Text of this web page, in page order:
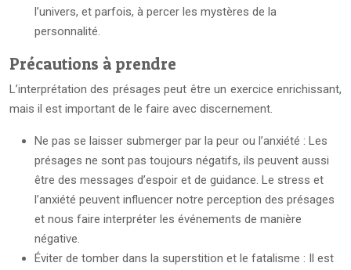
l’univers, et parfois, à percer les mystères de la
personnalité.
Précautions à prendre
L’interprétation des présages peut être un exercice enrichissant,
mais il est important de le faire avec discernement.
Ne pas se laisser submerger par la peur ou l’anxiété : Les
présages ne sont pas toujours négatifs, ils peuvent aussi
être des messages d’espoir et de guidance. Le stress et
l’anxiété peuvent influencer notre perception des présages
et nous faire interpréter les événements de manière
négative.
Éviter de tomber dans la superstition et le fatalisme : Il est